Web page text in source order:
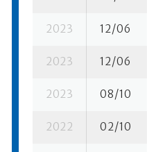
2023 12/06
2023 12/06
2023 08/10
2022 02/10